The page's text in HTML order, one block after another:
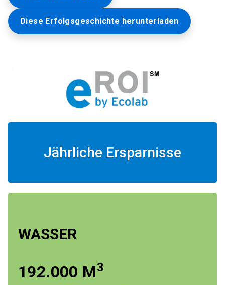
Diese Erfolgsgeschichte herunterladen
Jährliche Ersparnisse
WASSER
192.000 M3